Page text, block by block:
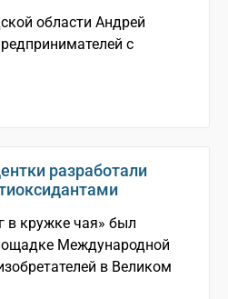
области Андрей
с
разработали
в кружке чая» был
Международной
в Великом